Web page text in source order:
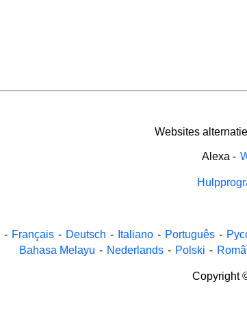
Websites
Alexa -
- Français - Deutsch - Italiano - Português -
Bahasa Melayu - Nederlands - Polski -
Copyright